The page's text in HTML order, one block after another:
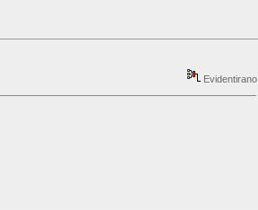
Evidentirano